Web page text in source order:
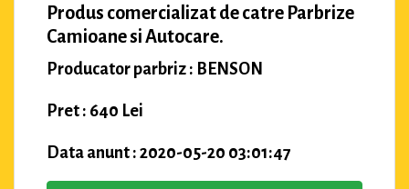
Produs comercializat de catre Parbrize
Camioane si Autocare.
Producator parbriz : BENSON
Pret : 640 Lei
Data anunt : 2020-05-20 03:01:47